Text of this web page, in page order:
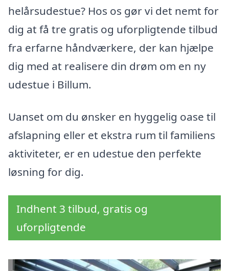
helårsudestue? Hos os gør vi det nemt for
dig at få tre gratis og uforpligtende tilbud
fra erfarne håndværkere, der kan hjælpe
dig med at realisere din drøm om en ny
udestue i Billum.
Uanset om du ønsker en hyggelig oase til
afslapning eller et ekstra rum til familiens
aktiviteter, er en udestue den perfekte
løsning for dig.
Indhent 3 tilbud, gratis og
uforpligtende